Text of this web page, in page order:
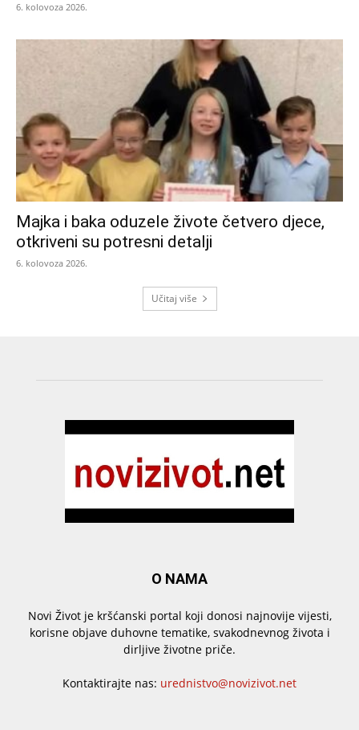
6. kolovoza 2026.
Majka i baka oduzele živote četvero djece,
otkriveni su potresni detalji
6. kolovoza 2026.
Učitaj više
O NAMA
Novi Život je kršćanski portal koji donosi najnovije vijesti,
korisne objave duhovne tematike, svakodnevnog života i
dirljive životne priče.
Kontaktirajte nas: urednistvo@novizivot.net